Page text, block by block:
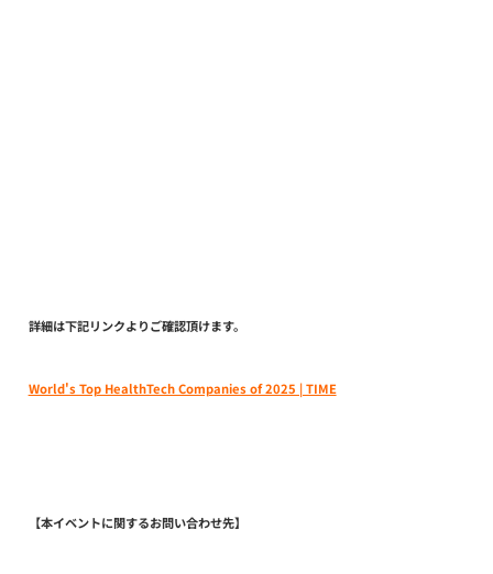
詳細は下記リンクよりご確認頂けます。
World's Top HealthTech Companies of 2025 | TIME
【本イベントに関するお問い合わせ先】